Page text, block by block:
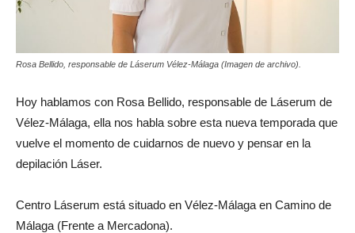
Rosa Bellido, responsable de Láserum Vélez-Málaga (Imagen de archivo).
Hoy hablamos con Rosa Bellido, responsable de Láserum de
Vélez-Málaga, ella nos habla sobre esta nueva temporada que
vuelve el momento de cuidarnos de nuevo y pensar en la
depilación Láser.
Centro Láserum está situado en Vélez-Málaga en Camino de
Málaga (Frente a Mercadona).